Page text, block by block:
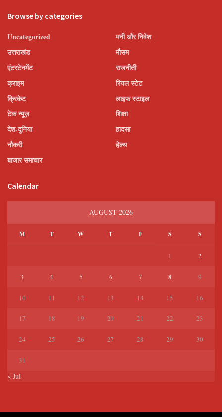
Browse by categories
Uncategorized
उत्तराखंड
एंटरटेनमेंट
क्राइम
क्रिकेट
टेक न्यूज़
देश-दुनिया
नौकरी
बाजार समाचार
मनी और निवेश
मौसम
राजनीती
रियल स्टेट
लाइफ स्टाइल
शिक्षा
हादसा
हेल्थ
Calendar
AUGUST 2026
M T W T F S S
1 2
3 4 5 6 7 8 9
10 11 12 13 14 15 16
17 18 19 20 21 22 23
24 25 26 27 28 29 30
31
« Jul